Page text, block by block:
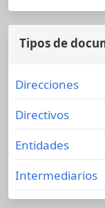
Tipos de
Direcciones
Directivos
Entidades
Intermediarios